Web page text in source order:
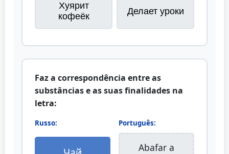
Хуярит
кофеёк
Делает уроки
Faz a correspondência entre as
substâncias e as suas finalidades na
letra:
Russo: Português:
Abafar a